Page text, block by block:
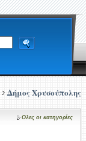
Δήμος Χρυσούπολης
Ολες οι κατηγορίες